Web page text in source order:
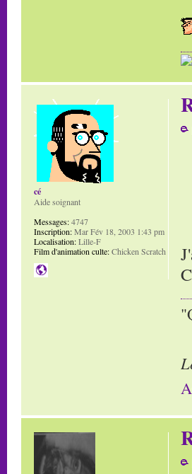
cé
Aide soignant
Messages:4747
Inscription:Mar Fév 18, 2003 1:43 pm
Localisation:Lille-F
Film d'animation culte:Chicken Scratch